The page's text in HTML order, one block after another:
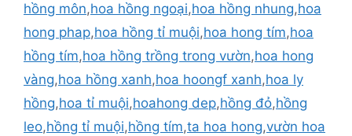
hồng môn,hoa hồng ngoại,hoa hồng nhung,hoa
hong phap,hoa hồng tỉ muội,hoa hong tím,hoa
hồng tím,hoa hồng trồng trong vườn,hoa hong
vàng,hoa hồng xanh,hoa hoongf xanh,hoa ly
hồng,hoa tỉ muội,hoahong dep,hồng đỏ,hồng
leo,hồng tỉ muội,hồng tím,ta hoa hong,vườn hoa